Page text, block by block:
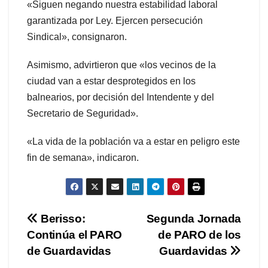
«Siguen negando nuestra estabilidad laboral
garantizada por Ley. Ejercen persecución
Sindical», consignaron.
Asimismo, advirtieron que «los vecinos de la
ciudad van a estar desprotegidos en los
balnearios, por decisión del Intendente y del
Secretario de Seguridad».
«La vida de la población va a estar en peligro este
fin de semana», indicaron.
Navegación
de
Segunda Jornada
de PARO de los
Guardavidas
Berisso:
Continúa el PARO
de Guardavidas